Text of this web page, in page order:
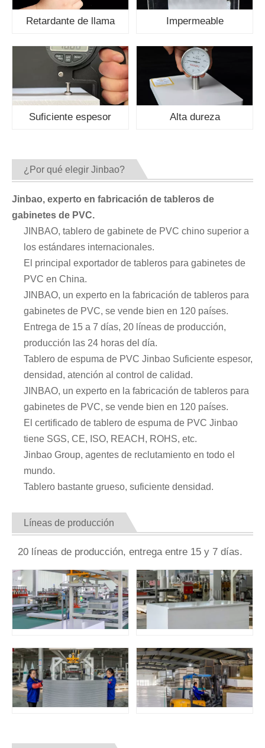
Retardante de llama Impermeable
Suficiente espesor Alta dureza
¿Por qué elegir Jinbao?
Jinbao, experto en fabricación de tableros de
gabinetes de PVC.
JINBAO, tablero de gabinete de PVC chino superior a
los estándares internacionales.
El principal exportador de tableros para gabinetes de
PVC en China.
JINBAO, un experto en la fabricación de tableros para
gabinetes de PVC, se vende bien en 120 países.
Entrega de 15 a 7 días, 20 líneas de producción,
producción las 24 horas del día.
Tablero de espuma de PVC Jinbao Suficiente espesor,
densidad, atención al control de calidad.
JINBAO, un experto en la fabricación de tableros para
gabinetes de PVC, se vende bien en 120 países.
El certificado de tablero de espuma de PVC Jinbao
tiene SGS, CE, ISO, REACH, ROHS, etc.
Jinbao Group, agentes de reclutamiento en todo el
mundo.
Tablero bastante grueso, suficiente densidad.
Líneas de producción
20 líneas de producción, entrega entre 15 y 7 días.